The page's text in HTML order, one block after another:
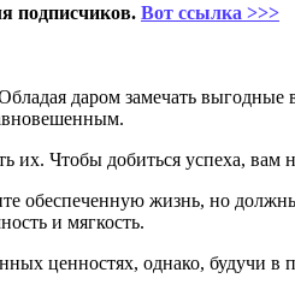
подписчиков. Вот ссылка >>>
даром замечать
их. Чтобы добиться успеха,
обеспеченную жизнь, но
и мягкость.
ценностях, однако, будучи